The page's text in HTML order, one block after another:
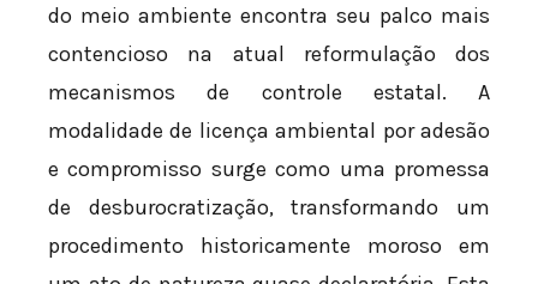
do meio ambiente encontra seu palco mais
contencioso na atual reformulação dos
mecanismos de controle estatal. A
modalidade de licença ambiental por adesão
e compromisso surge como uma promessa
de desburocratização, transformando um
procedimento historicamente moroso em